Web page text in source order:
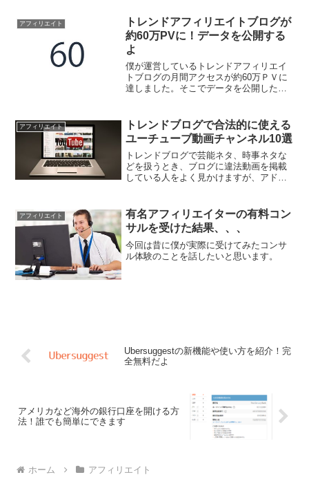
アフィリエイト
トレンドアフィリエイトブログが
約60万PVに！データを公開する
よ
僕が運営しているトレンドアフィリエイ
トブログの月間アクセスが約60万ＰＶに
達しました。そこでデータを公開したい
アフィリエイト
トレンドブログで合法的に使える
ユーチューブ動画チャンネル10選
トレンドブログで芸能ネタ、時事ネタな
どを扱うとき、ブログに違法動画を掲載
している人をよく見かけますが、アドセ
的に使える動画を扱っているユーチュー
ブチャンネルをまとめてみ...
アフィリエイト
有名アフィリエイターの有料コン
サルを受けた結果、、、
今回は昔に僕が実際に受けてみたコンサ
ル体験のことを話したいと思います。
Ubersuggestの新機能や使い方を紹介！完
全無料だよ
アメリカなど海外の銀行口座を開ける方
法！誰でも簡単にできます
ホーム アフィリエイト